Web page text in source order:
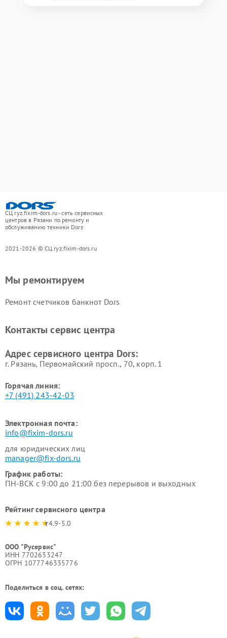
СЦ ryz.fixim-dors.ru - сеть сервисных
центров в Рязани по ремонту и
обслуживанию техники Dors
2021-2026 © СЦ ryz.fixim-dors.ru
Мы ремонтируем
Ремонт счетчиков банкнот Dors
Контакты сервис центра
Адрес сервисного центра Dors:
г. Рязань, Первомайский просп., 70, корп. 1
Горячая линия:
+7 (491) 243-42-03
Электронная почта:
info@fixim-dors.ru
для юридических лиц
manager@fix-dors.ru
График работы:
ПН-ВСК с 9:00 до 21:00 без перерывов и выходных
Рейтинг сервисного центра
4.9-5.0
ООО "Русервис"
ИНН 7702633247
ОГРН 1077746335776
Поделиться в соц. сетях: